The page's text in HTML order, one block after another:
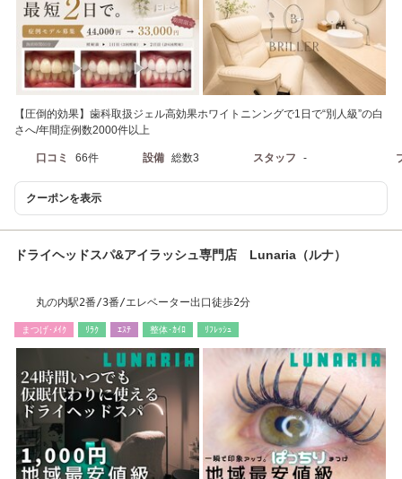
【圧倒的効果】歯科取扱ジェル高効果ホワイトニンングで1日で“別人級”の白
さへ/年間症例数2000件以上
口コミ 66件 設備 総数3 スタッフ -
クーポンを表示
ドライヘッドスパ&アイラッシュ専門店 Lunaria（ルナ）
丸の内駅2番/3番/エレベーター出口徒歩2分
まつげ･ﾒｲｸ ﾘﾗｸ ｴｽﾃ 整体･ｶｲﾛ ﾘﾌﾚｯｼｭ